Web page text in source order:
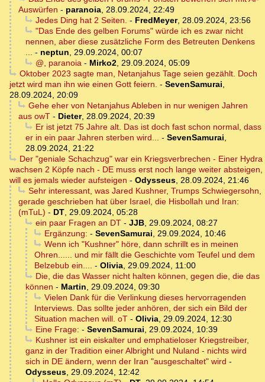
Auswürfen - paranoia, 28.09.2024, 22:49
Jedes Ding hat 2 Seiten. - FredMeyer, 28.09.2024, 23:56
"Das Ende des gelben Forums" würde ich es zwar nicht
nennen, aber diese zusätzliche Form des Betreuten Denkens
... - neptun, 29.09.2024, 00:07
@, paranoia- Mirko2, 29.09.2024, 05:09
Oktober 2023 sagte man, Netanjahus Tage seien gezählt. Doch
jetzt wird man ihn wie einen Gott feiern. - SevenSamurai,
28.09.2024, 20:09
Gehe eher von Netanjahus Ableben in nur wenigen Jahren
aus owT - Dieter, 28.09.2024, 20:39
Er ist jetzt 75 Jahre alt. Das ist doch fast schon normal, dass
er in ein paar Jahren sterben wird... - SevenSamurai,
28.09.2024, 21:22
Der "geniale Schachzug" war ein Kriegsverbrechen - Einer Hydra
wachsen 2 Köpfe nach - DE muss erst noch lange weiter absteigen,
will es jemals wieder aufsteigen - Odysseus, 28.09.2024, 21:46
Sehr interessant, was Jared Kushner, Trumps Schwiegersohn,
gerade geschrieben hat über Israel, die Hisbollah und Iran:
(mTuL) - DT, 29.09.2024, 05:28
ein paar Fragen an DT- JJB, 29.09.2024, 08:27
Ergänzung: - SevenSamurai, 29.09.2024, 10:46
Wenn ich "Kushner" höre, dann schrillt es in meinen
Ohren...... und mir fällt die Geschichte vom Teufel und dem
Belzebub ein.... - Olivia, 29.09.2024, 11:00
Die, die das Wasser nicht halten können, gegen die, die das
können - Martin, 29.09.2024, 09:30
Vielen Dank für die Verlinkung dieses hervorragenden
Interviews. Das sollte jeder anhören, der sich ein Bild der
Situation machen will. oT - Olivia, 29.09.2024, 12:30
Eine Frage: - SevenSamurai, 29.09.2024, 10:39
Kushner ist ein eiskalter und emphatieloser Kriegstreiber,
ganz in der Tradition einer Albright und Nuland - nichts wird
sich in DE ändern, wenn der Iran "ausgeschaltet" wird -
Odysseus, 29.09.2024, 12:42